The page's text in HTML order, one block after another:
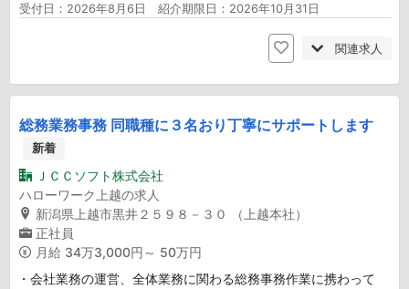
受付日：2026年8月6日 紹介期限日：2026年10月31日
関連求人
総務業務事務 同職種に３名おり丁寧にサポートします
新着
ＪＣＣソフト株式会社
ハローワーク上越の求人
新潟県上越市黒井２５９８－３０ （上越本社）
正社員
月給 34万3,000円～ 50万円
・会社業務の運営、全体業務に関わる総務事務作業に携わって